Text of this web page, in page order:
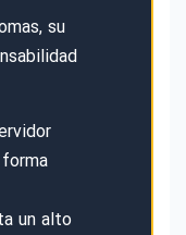
su
un alto